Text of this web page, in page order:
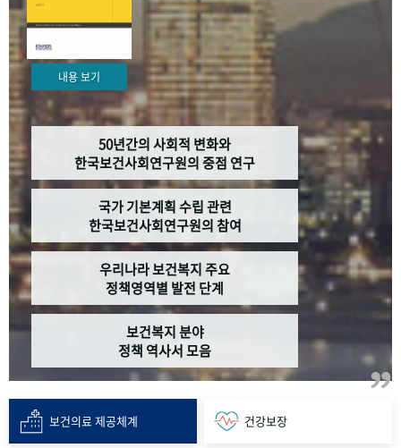
내용 보기
50년간의 사회적 변화와
한국보건사회연구원의 중점 연구
국가 기본계획 수립 관련
한국보건사회연구원의 참여
우리나라 보건복지 주요
정책영역별 발전 단계
보건복지 분야
정책 역사서 모음
보건의료 제공체계 건강보장